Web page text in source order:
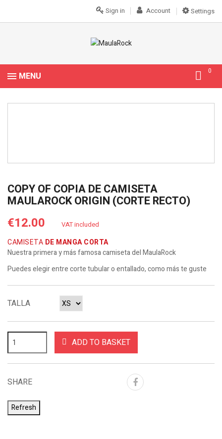
Settings
Account
Sign in
0
MENU
COPY OF COPIA DE CAMISETA
MAULAROCK ORIGIN (CORTE RECTO)
€12.00 VAT included
CAMISETA DE MANGA CORTA
Nuestra primera y más famosa camiseta del MaulaRock
Puedes elegir entre corte tubular o entallado, como más te guste
TALLA
ADD TO BASKET
SHARE